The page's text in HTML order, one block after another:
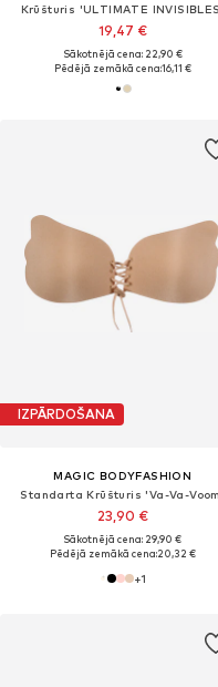
Krūšturis 'ULTIMATE
19,47 €
Sākotnējā cena: 22,90 €
Pēdējā zemākā cena:16,11 €
IZPĀRDOŠANA
MAGIC BODYFASHION
Standarta Krūšturis 'Va-Va-
23,90 €
Sākotnējā cena: 29,90 €
Pēdējā zemākā cena:20,32 €
+1